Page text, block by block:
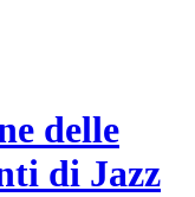
delle
di Jazz